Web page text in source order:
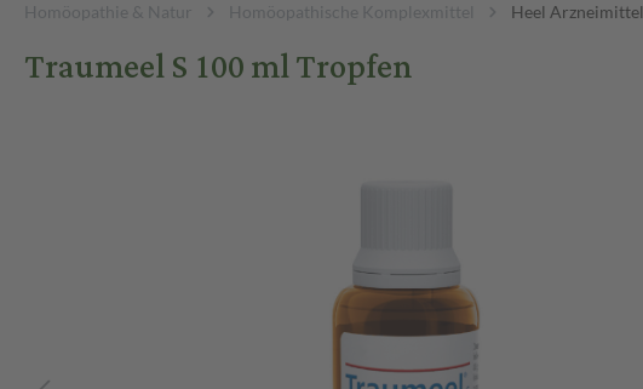
Homöopathie & Natur Homöopathische Komplexmittel Heel Arzneimittel
Traumeel S 100 ml Tropfen